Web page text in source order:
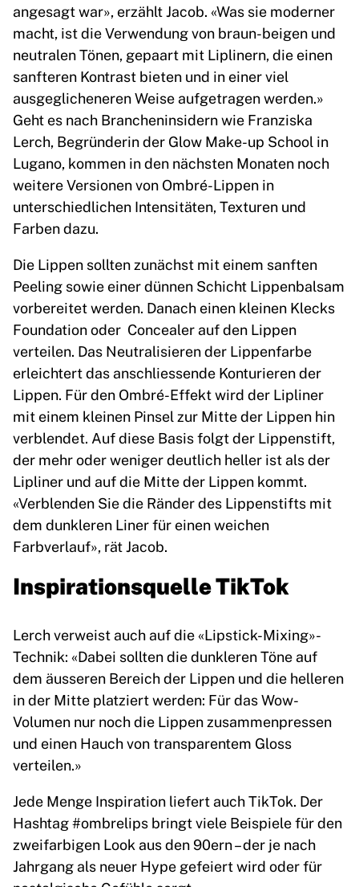
angesagt war», erzählt Jacob. «Was sie moderner
macht, ist die Verwendung von braun-beigen und
neutralen Tönen, gepaart mit Liplinern, die einen
sanfteren Kontrast bieten und in einer viel
ausgeglicheneren Weise aufgetragen werden.»
Geht es nach Brancheninsidern wie Franziska
Lerch, Begründerin der Glow Make-up School in
Lugano, kommen in den nächsten Monaten noch
weitere Versionen von Ombré-Lippen in
unterschiedlichen Intensitäten, Texturen und
Farben dazu.
Die Lippen sollten zunächst mit einem sanften
Peeling sowie einer dünnen Schicht Lippenbalsam
vorbereitet werden. Danach einen kleinen Klecks
Foundation oder Concealer auf den Lippen
verteilen. Das Neutralisieren der Lippenfarbe
erleichtert das anschliessende Konturieren der
Lippen. Für den Ombré-Effekt wird der Lipliner
mit einem kleinen Pinsel zur Mitte der Lippen hin
verblendet. Auf diese Basis folgt der Lippenstift,
der mehr oder weniger deutlich heller ist als der
Lipliner und auf die Mitte der Lippen kommt.
«Verblenden Sie die Ränder des Lippenstifts mit
dem dunkleren Liner für einen weichen
Farbverlauf», rät Jacob.
Inspirationsquelle TikTok
Lerch verweist auch auf die «Lipstick-Mixing»-
Technik: «Dabei sollten die dunkleren Töne auf
dem äusseren Bereich der Lippen und die helleren
in der Mitte platziert werden: Für das Wow-
Volumen nur noch die Lippen zusammenpressen
und einen Hauch von transparentem Gloss
verteilen.»
Jede Menge Inspiration liefert auch TikTok. Der
Hashtag #ombrelips bringt viele Beispiele für den
zweifarbigen Look aus den 90ern – der je nach
Jahrgang als neuer Hype gefeiert wird oder für